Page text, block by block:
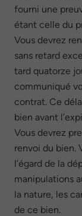
fourni une
étant celle du
Vous devrez
sans retard
tard quatorze
communiqué
contrat. Ce
bien avant
Vous devrez
renvoi du bien.
l’égard de la
manipulations
la nature, les
de ce bien.